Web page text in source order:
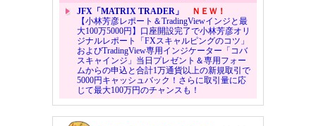
JFX「MATRIX TRADER」
ＮＥＷ！
【小林芳彦レポート＆TradingViewインジと最
大100万5000円】口座開設完了で小林芳彦オリ
ジナルレポート「FXスキャルピングのコツ」
およびTradingView専用インジケーター「コバ
スキャインジ」当日プレゼント＆専用フォー
ムからの申込と合計1万通貨以上の新規取引で
5000円キャッシュバック！さらに取引量に応
じて最大100万円のチャンスも！